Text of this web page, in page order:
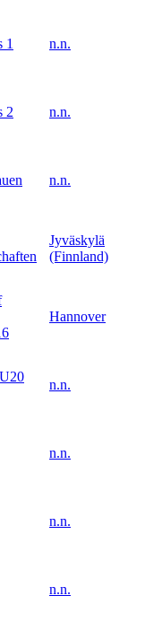
1 n.n.
2 n.n.
n.n.
Jyväskylä
(Finnland)
Hannover
n.n.
n.n.
n.n.
n.n.